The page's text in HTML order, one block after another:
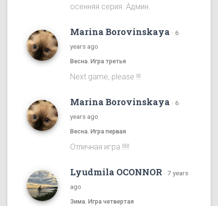
осенняя серия. Админ.
Marina Borovinskaya · 6
years ago
Весна. Игра третья
Next game, please !!!
Marina Borovinskaya · 6
years ago
Весна. Игра первая
Отличная игра !!!!!
Lyudmila OCONNOR · 7 years
ago
Зима. Игра четвертая